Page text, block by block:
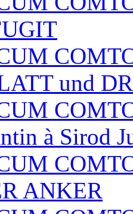
und
à Sirod
ANKER